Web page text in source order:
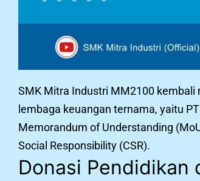
SMK Mitra Industri MM2100
lembaga keuangan ternama, yaitu
Memorandum of Understanding
Social Responsibility (CSR).
Donasi Pendidikan